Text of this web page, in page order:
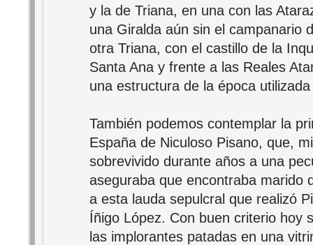
y la de Triana, en una con las
una Giralda aún sin el campanario
otra Triana, con el castillo de la
Santa Ana y frente a las Reales
una estructura de la época
También podemos contemplar la
España de Niculoso Pisano, que,
sobrevivido durante años a una
aseguraba que encontraba marido
a esta lauda sepulcral que realizó
Íñigo López. Con buen criterio hoy
las implorantes patadas en una